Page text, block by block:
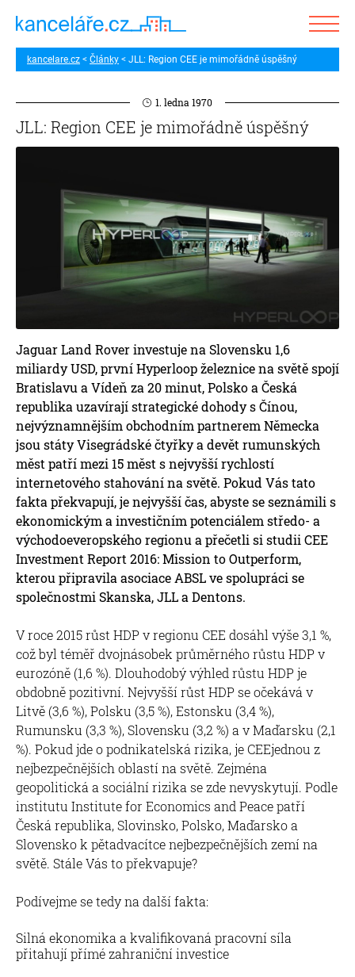
kancelare.cz Články JLL: Region CEE je mimořádně úspěšný
1. ledna 1970
JLL: Region CEE je mimořádně úspěšný
Jaguar Land Rover investuje na Slovensku 1,6
miliardy USD, první Hyperloop železnice na světě spojí
Bratislavu a Vídeň za 20 minut, Polsko a Česká
republika uzavírají strategické dohody s Čínou,
nejvýznamnějším obchodním partnerem Německa
jsou státy Visegrádské čtyřky a devět rumunských
měst patří mezi 15 měst s nejvyšší rychlostí
internetového stahování na světě. Pokud Vás tato
fakta překvapují, je nejvyšší čas, abyste se seznámili s
ekonomickým a investičním potenciálem středo- a
východoeveropského regionu a přečetli si studii CEE
Investment Report 2016: Mission to Outperform,
kterou připravila asociace ABSL ve spolupráci se
společnostmi Skanska, JLL a Dentons.
V roce 2015 růst HDP v regionu CEE dosáhl výše 3,1 %,
což byl téměř dvojnásobek průměrného růstu HDP v
eurozóně (1,6 %). Dlouhodobý výhled růstu HDP je
obdobně pozitivní. Nejvyšší růst HDP se očekává v
Litvě (3,6 %), Polsku (3,5 %), Estonsku (3,4 %),
Rumunsku (3,3 %), Slovensku (3,2 %) a v Maďarsku (2,1
%). Pokud jde o podnikatelská rizika, je CEEjednou z
nejbezpečnějších oblastí na světě. Zejména
geopolitická a sociální rizika se zde nevyskytují. Podle
institutu Institute for Economics and Peace patří
Česká republika, Slovinsko, Polsko, Maďarsko a
Slovensko k pětadvacítce nejbezpečnějších zemí na
světě. Stále Vás to překvapuje?
Podívejme se tedy na další fakta:
Silná ekonomika a kvalifikovaná pracovní síla
přitahují přímé zahraniční investice